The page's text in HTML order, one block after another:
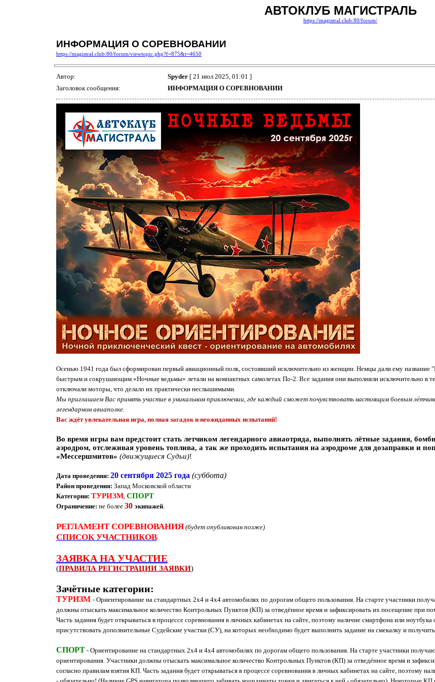
АВТОКЛУБ МАГИСТРАЛЬ
https://magistral.club:80/forum/
ИНФОРМАЦИЯ О СОРЕВНОВАНИИ
https://magistral.club:80/forum/viewtopic.php?f=875&t=4650
Автор: Spyder [ 21 июл 2025, 01:01 ]
Заголовок сообщения:
ИНФОРМАЦИЯ О СОРЕВНОВАНИИ
Осенью 1941 года был сформирован первый авиационный полк, состоявший исключительно из женщин. Немцы дали ему
быстрым и сокрушающим.«Ночные ведьмы» летали на компактных самолетах По-2. Все задания они выполняли исключительно в
отключали моторы, что делало их практически неслышимыми.
Мы приглашаем Вас принять участие в уникальном приключении, где каждый сможет почувствовать настоящим боевым
легендарном авиаполке.
Вас ждёт увлекательная игра, полная загадок и неожиданных испытаний!
Во время игры вам предстоит стать летчиком легендарного авиаотряда, выполнять лётные задания,
аэродром, отслеживая уровень топлива, а так же проходить испытания на аэродроме для дозаправки и
«Мессершмитов» (движущиеся Судьи)!
Дата проведения: 20 сентября 2025 года (суббота)
Район проведения: Запад Московской области
Категории: ТУРИЗМ СПОРТ
Ограничение: не более 30 экипажей
РЕГЛАМЕНТ СОРЕВНОВАНИЯ (будет опубликован позже)
СПИСОК УЧАСТНИКОВ
ЗАЯВКА НА УЧАСТИЕ
(ПРАВИЛА РЕГИСТРАЦИИ ЗАЯВКИ)
Зачётные категории:
ТУРИЗМ - Ориентирование на стандартных 2х4 и 4х4 автомобилях по дорогам общего пользования. На старте участники
должны отыскать максимальное количество Контрольных Пунктов (КП) за отведённое время и зафиксировать их посещение при
Часть задания будет открываться в процессе соревнования в личных кабинетах на сайте, поэтому наличие смартфона или
присутствовать дополнительные Судейские участки (СУ), на которых необходимо будет выполнить задание на смекалку и
СПОРТ - Ориентирование на стандартных 2х4 и 4х4 автомобилях по дорогам общего пользования. На старте участники
ориентирования. Участники должны отыскать максимальное количество Контрольных Пунктов (КП) за отведённое время и
согласно правилам взятия КП. Часть задания будет открываться в процессе соревнования в личных кабинетах на сайте, поэтому